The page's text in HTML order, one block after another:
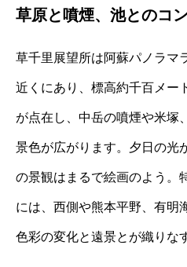
草原と噴煙、池とのコ
草千里展望所は阿蘇パノラマ
近くにあり、標高約千百メー
が点在し、中岳の噴煙や米塚
景色が広がります。夕日の光
の景観はまるで絵画のよう。
には、西側や熊本平野、有明
色彩の変化と遠景とが織りな